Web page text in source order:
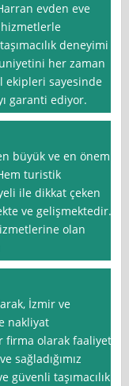
evden eve
deneyimi
her zaman
ekipleri sayesinde
garanti ediyor.
büyük ve en önemli
turistik
ile dikkat çeken
ve gelişmektedir.
olan
İzmir ve
nakliyat
firma olarak faaliyet
sağladığımız
taşımacılık